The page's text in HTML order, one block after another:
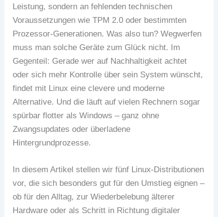
Leistung, sondern an fehlenden technischen
Voraussetzungen wie TPM 2.0 oder bestimmten
Prozessor-Generationen. Was also tun? Wegwerfen
muss man solche Geräte zum Glück nicht. Im
Gegenteil: Gerade wer auf Nachhaltigkeit achtet
oder sich mehr Kontrolle über sein System wünscht,
findet mit Linux eine clevere und moderne
Alternative. Und die läuft auf vielen Rechnern sogar
spürbar flotter als Windows – ganz ohne
Zwangsupdates oder überladene
Hintergrundprozesse.
In diesem Artikel stellen wir fünf Linux-Distributionen
vor, die sich besonders gut für den Umstieg eignen –
ob für den Alltag, zur Wiederbelebung älterer
Hardware oder als Schritt in Richtung digitaler